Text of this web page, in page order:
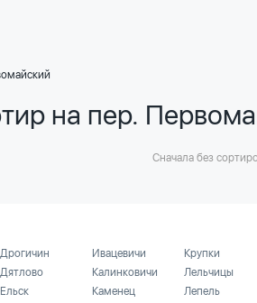
на пер.
Сначала без
Дрогичин
Дятлово
Ельск
Ивацевичи
Калинковичи
Каменец
Крупки
Лельчицы
Лепель